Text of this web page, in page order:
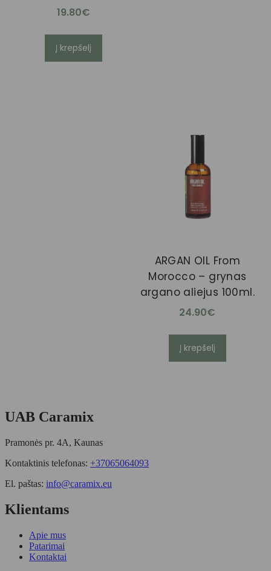
19.80€
Į krepšelį
ARGAN OIL From
Morocco – grynas
argano aliejus 100ml.
24.90€
Į krepšelį
UAB Caramix
Pramonės pr. 4A, Kaunas
Kontaktinis telefonas: +37065064093
El. paštas: info@caramix.eu
Klientams
Apie mus
Patarimai
Kontaktai